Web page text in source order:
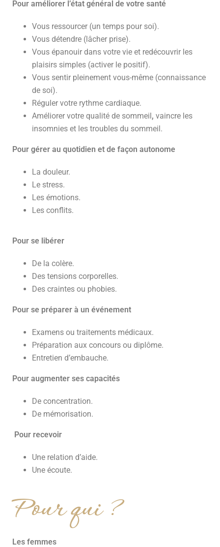
Pour améliorer l’état général de votre santé
Vous ressourcer (un temps pour soi).
Vous détendre (lâcher prise).
Vous épanouir dans votre vie et redécouvrir les
plaisirs simples (activer le positif).
Vous sentir pleinement vous-même (connaissance
de soi).
Réguler votre rythme cardiaque.
Améliorer votre qualité de sommeil, vaincre les
insomnies et les troubles du sommeil.
Pour gérer au quotidien et de façon autonome
La douleur.
Le stress.
Les émotions.
Les conflits.
Pour se libérer
De la colère.
Des tensions corporelles.
Des craintes ou phobies.
Pour se préparer à un événement
Examens ou traitements médicaux.
Préparation aux concours ou diplôme.
Entretien d’embauche.
Pour augmenter ses capacités
De concentration.
De mémorisation.
Pour recevoir
Une relation d’aide.
Une écoute.
Pour qui ?
Les femmes